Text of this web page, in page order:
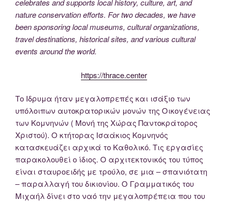
celebrates and supports local history, culture, art, and
nature conservation efforts. For two decades, we have
been sponsoring local museums, cultural organizations,
travel destinations, historical sites, and various cultural
events around the world.
https://thrace.center
Το Ιδρυμα ήταν μεγαλοπρεπές και ισάξιο των
υπόλοιπων αυτοκρατορικών μονών της Οικογένειας
των Κομνηνών ( Μονή της Χώρας Παντοκράτορος
Χριστού). Ο κτήτορας Ισαάκιος Κομνηνός
κατασκευάζει αρχικά το Καθολικό. Τις εργασίες
παρακολουθεί ο ίδιος. Ο αρχιτεκτονικός του τύπος
είναι σταυροειδής με τρούλο, σε μια – σπανιότατη
– παραλλαγή του δικιονίου. Ο Γραμματικός του
Μιχαήλ δίνει στο ναό την μεγαλοπρέπεια που του